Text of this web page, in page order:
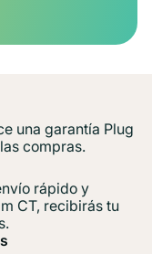
una garantía Plug
compras.
rápido y
CT, recibirás tu